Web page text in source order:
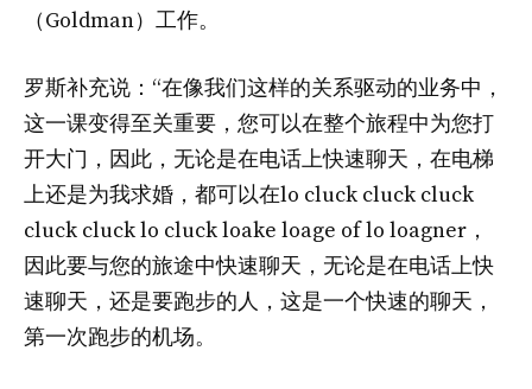
（Goldman）工作。
罗斯补充说：“在像我们这样的关系驱动的业务中，
这一课变得至关重要，您可以在整个旅程中为您打
开大门，因此，无论是在电话上快速聊天，在电梯
上还是为我求婚，都可以在lo cluck cluck cluck
cluck cluck lo cluck loake loage of lo loagner，
因此要与您的旅途中快速聊天，无论是在电话上快
速聊天，还是要跑步的人，这是一个快速的聊天，
第一次跑步的机场。